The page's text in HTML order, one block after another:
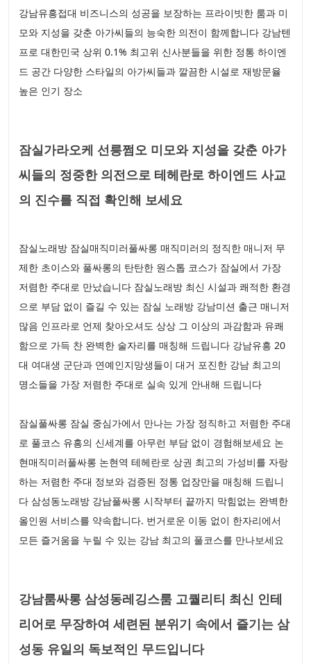
강남유흥접대 비즈니스의 성공을 보장하는 프라이빗한 룸과 미
모와 지성을 갖춘 아가씨들의 능숙한 의전이 함께합니다 강남텐
프로 대한민국 상위 0.1% 최고위 신사분들을 위한 정통 하이엔
드 공간 다양한 스타일의 아가씨들과 깔끔한 시설로 재방문율
높은 인기 장소
잠실가라오케 선릉쩜오 미모와 지성을 갖춘 아가
씨들의 정중한 의전으로 테헤란로 하이엔드 사교
의 진수를 직접 확인해 보세요
잠실노래방 잠실매직미러풀싸롱 매직미러의 정직한 매니저 무
제한 초이스와 풀싸롱의 탄탄한 원스톱 코스가 잠실에서 가장
저렴한 주대로 만났습니다 잠실노래방 최신 시설과 쾌적한 환경
으로 부담 없이 즐길 수 있는 잠실 노래방 강남미션 출근 매니저
많음 인프라로 언제 찾아오셔도 상상 그 이상의 과감함과 유쾌
함으로 가득 찬 완벽한 술자리를 매칭해 드립니다 강남유흥 20
대 여대생 군단과 연예인지망생들이 대거 포진한 강남 최고의
명소들을 가장 저렴한 주대로 실속 있게 안내해 드립니다
잠실풀싸롱 잠실 중심가에서 만나는 가장 정직하고 저렴한 주대
로 풀코스 유흥의 신세계를 아무런 부담 없이 경험해보세요 논
현매직미러풀싸롱 논현역 테헤란로 상권 최고의 가성비를 자랑
하는 저렴한 주대 정보와 검증된 정통 업장만을 매칭해 드립니
다 삼성동노래방 강남풀싸롱 시작부터 끝까지 막힘없는 완벽한
올인원 서비스를 약속합니다. 번거로운 이동 없이 한자리에서
모든 즐거움을 누릴 수 있는 강남 최고의 풀코스를 만나보세요
강남룸싸롱 삼성동레깅스룸 고퀄리티 최신 인테
리어로 무장하여 세련된 분위기 속에서 즐기는 삼
성동 유일의 독보적인 무드입니다